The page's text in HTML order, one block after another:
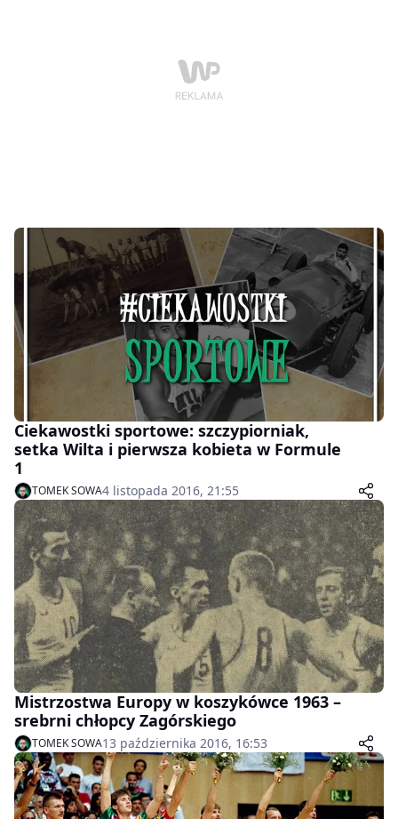
Ciekawostki sportowe: szczypiorniak,
setka Wilta i pierwsza kobieta w Formule
1
TOMEK SOWA4 listopada 2016, 21:55
Mistrzostwa Europy w koszykówce 1963 –
srebrni chłopcy Zagórskiego
TOMEK SOWA13 października 2016, 16:53